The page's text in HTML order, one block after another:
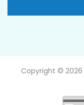
Copyright © 2026